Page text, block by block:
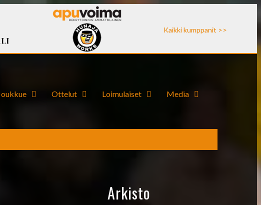
Kaikki kumppanit >>
Ottelut Loimulaiset Media
Arkisto